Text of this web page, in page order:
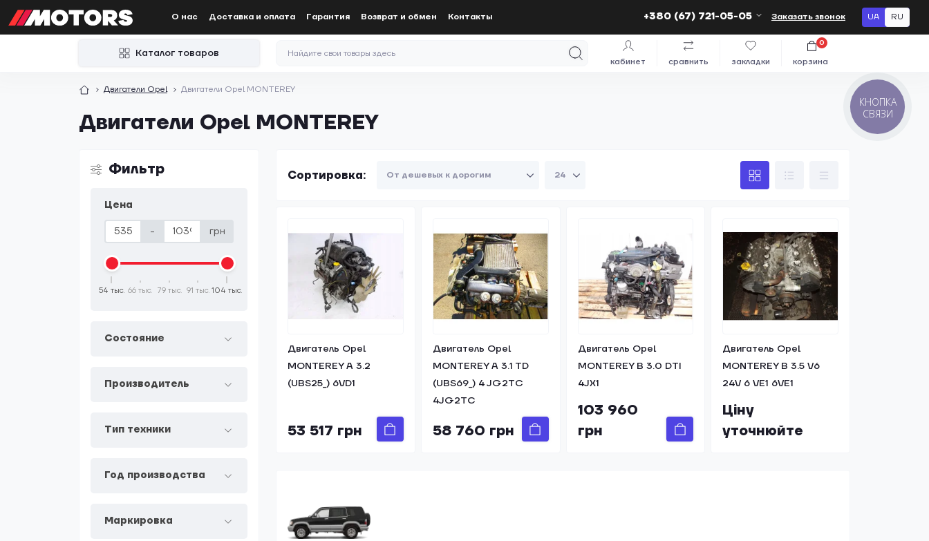
О нас Доставка и оплата Гарантия Возврат и обмен Контакты +380 (67) 721-05-05 Заказать звонок UA RU
Каталог товаров
кабинет сравнить закладки корзина
0
Двигатели Opel Двигатели Opel MONTEREY
Двигатели Opel MONTEREY
Фильтр
Цена
- грн
54 тыс. 66 тыс. 79 тыс. 91 тыс. 104 тыс.
Состояние
Производитель
Тип техники
Год производства
Маркировка
Сортировка:
Двигатель Opel
MONTEREY A 3.2
(UBS25_) 6VD1
53 517 грн
Двигатель Opel
MONTEREY A 3.1 TD
(UBS69_) 4 JG2TC
4JG2TC
58 760 грн
Двигатель Opel
MONTEREY B 3.0 DTI
4JX1
103 960
грн
Двигатель Opel
MONTEREY B 3.5 V6
24V 6 VE1 6VE1
Ціну
уточнюйте
КНОПКА
СВЯЗИ